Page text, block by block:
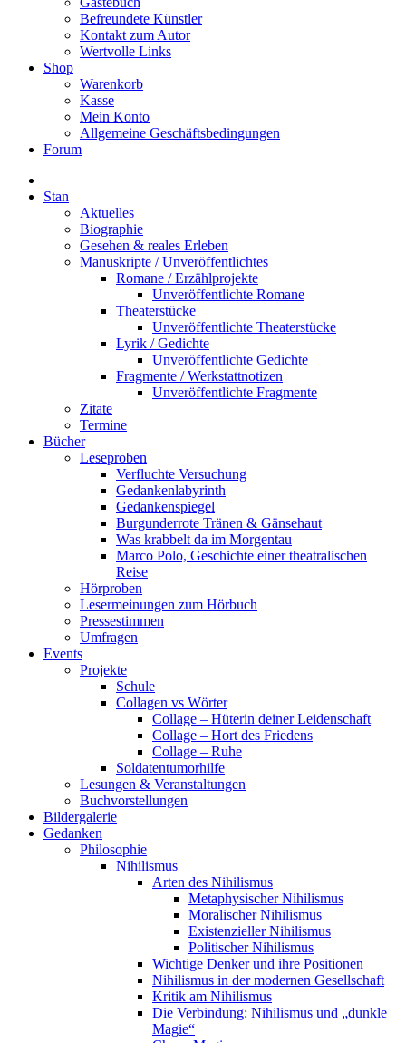
Befreundete Künstler
Kontakt zum Autor
Wertvolle Links
Shop
Warenkorb
Kasse
Mein Konto
Allgemeine Geschäftsbedingungen
Forum
Stan
Aktuelles
Biographie
Gesehen & reales Erleben
Manuskripte / Unveröffentlichtes
Romane / Erzählprojekte
Unveröffentlichte Romane
Theaterstücke
Unveröffentlichte Theaterstücke
Lyrik / Gedichte
Unveröffentlichte Gedichte
Fragmente / Werkstattnotizen
Unveröffentlichte Fragmente
Zitate
Termine
Bücher
Leseproben
Verfluchte Versuchung
Gedankenlabyrinth
Gedankenspiegel
Burgunderrote Tränen & Gänsehaut
Was krabbelt da im Morgentau
Marco Polo, Geschichte einer theatralischen
Reise
Hörproben
Lesermeinungen zum Hörbuch
Pressestimmen
Umfragen
Events
Projekte
Schule
Collagen vs Wörter
Collage – Hüterin deiner Leidenschaft
Collage – Hort des Friedens
Collage – Ruhe
Soldatentumorhilfe
Lesungen & Veranstaltungen
Buchvorstellungen
Bildergalerie
Gedanken
Philosophie
Nihilismus
Arten des Nihilismus
Metaphysischer Nihilismus
Moralischer Nihilismus
Existenzieller Nihilismus
Politischer Nihilismus
Wichtige Denker und ihre Positionen
Nihilismus in der modernen Gesellschaft
Kritik am Nihilismus
Die Verbindung: Nihilismus und „dunkle
Magie“